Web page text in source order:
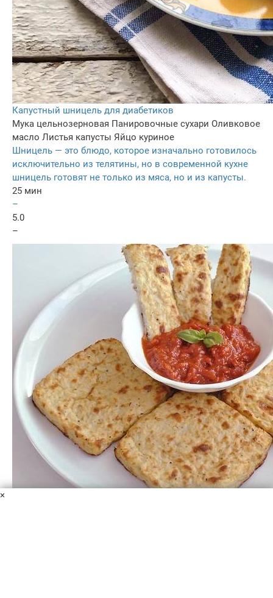
Капустный шницель для диабетиков
Мука цельнозерновая Панировочные сухари Оливковое
масло Листья капусты Яйцо куриное
Шницель — это блюдо, которое изначально готовилось
исключительно из телятины, но в современной кухне
шницель готовят не только из мяса, но и из капусты.
25 мин
–
5.0
–
×